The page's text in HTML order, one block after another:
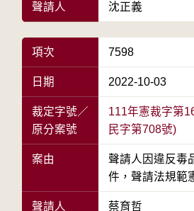
聲請人 沈正義
項次 7598
日期 2022-10-03
裁定字號／
原分案號
111年憲裁字第
民字第708號)
案由
聲請人因違反毒
件，聲請法規範
聲請人 蔡育哲